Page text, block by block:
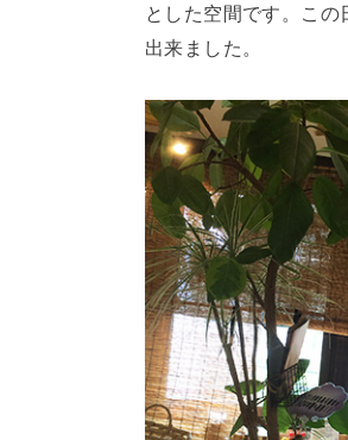
とした空間です。こ
出来ました。